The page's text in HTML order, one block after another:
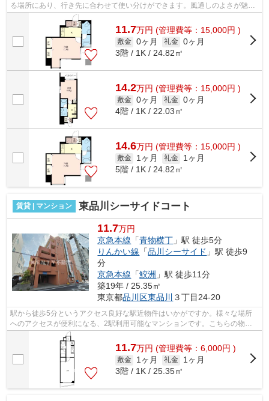
る場所にあり、行き先に合わせて使い分けができます。風通しのよさが魅力
の物件です。造りとデザインに関して...
11.7万円 (管理費等：15,000円 )
敷金 0ヶ月 礼金 0ヶ月
3階 / 1K / 24.82㎡
14.2万円 (管理費等：15,000円 )
敷金 0ヶ月 礼金 0ヶ月
4階 / 1K / 22.03㎡
14.6万円 (管理費等：15,000円 )
敷金 1ヶ月 礼金
1ヶ月
5階 / 1K / 24.82㎡
賃貸 | マンション 東品川シーサイドコート
11.7万円
京急本線 「青物横丁 」駅 徒歩5分
りんかい線 「品川シーサイド 」駅 徒歩9
分
京急本線 「鮫洲 」駅 徒歩11分
築19年 / 25.35㎡
東京都品川区東品川 ３丁目24-20
駅から徒歩5分というアクセス良好な駅近物件はいかがですか。様々な場所
へのアクセスが便利になる、2駅利用可能なマンションです。こちらの物件
にはエレベーターがあります。こちらは...
11.7万円 (管理費等：6,000円 )
敷金 1ヶ月 礼金
1ヶ月
3階 / 1K / 25.35㎡